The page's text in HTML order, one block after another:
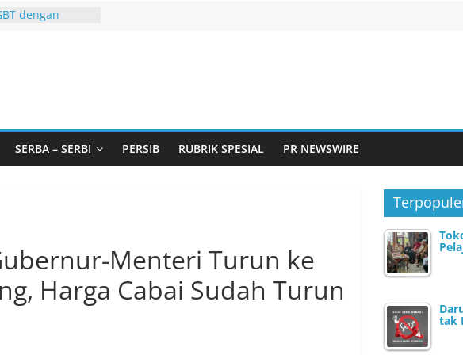
dengan
Gandeng
Seminar
Pemurtadan
Anak
Barat Siap
SERBA – SERBI PERSIB RUBRIK SPESIAL PR NEWSWIRE
Menteri Turun ke
Harga Cabai Sudah Turun
tak